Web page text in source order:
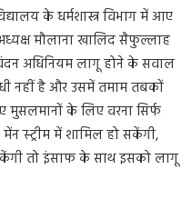
के धर्मशास्त्र विभाग में आए
मौलाना खालिद सैफुल्लाह
अधिनियम लागू होने के सवाल
नहीं है और उसमें तमाम तबकों
मुसलमानों के लिए वरना सिर्फ
स्ट्रीम में शामिल हो सकेंगी,
तो इंसाफ के साथ इसको लागू